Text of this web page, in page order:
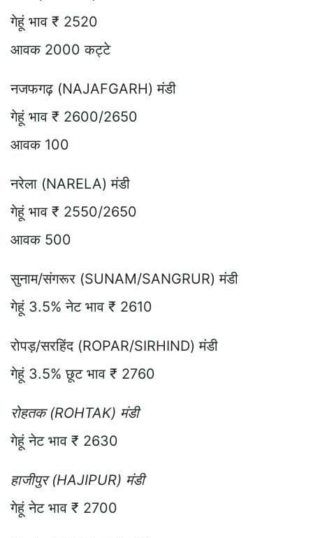
गेहूं भाव ₹ 2520
आवक 2000 कट्टे
नजफगढ़ (NAJAFGARH) मंडी
गेहूं भाव ₹ 2600/2650
आवक 100
नरेला (NARELA) मंडी
गेहूं भाव ₹ 2550/2650
आवक 500
सुनाम/संगरूर (SUNAM/SANGRUR) मंडी
गेहूं 3.5% नेट भाव ₹ 2610
रोपड़/सरहिंद (ROPAR/SIRHIND) मंडी
गेहूं 3.5% छूट भाव ₹ 2760
रोहतक (ROHTAK) मंडी
गेहूं नेट भाव ₹ 2630
हाजीपुर (HAJIPUR) मंडी
गेहूं नेट भाव ₹ 2700